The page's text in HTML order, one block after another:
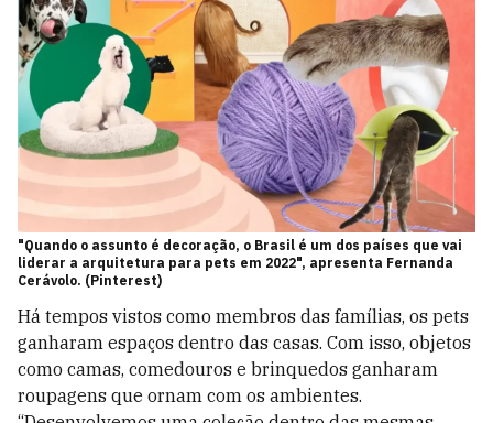
"Quando o assunto é decoração, o Brasil é um dos países que vai
liderar a arquitetura para pets em 2022", apresenta Fernanda
Cerávolo. (Pinterest)
Há tempos vistos como membros das famílias, os pets
ganharam espaços dentro das casas. Com isso, objetos
como camas, comedouros e brinquedos ganharam
roupagens que ornam com os ambientes.